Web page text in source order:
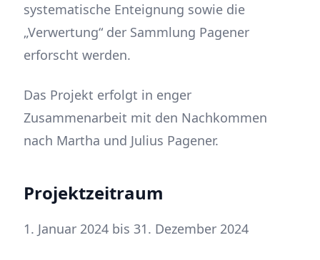
systematische Enteignung sowie die
„Verwertung“ der Sammlung Pagener
erforscht werden.
Das Projekt erfolgt in enger
Zusammenarbeit mit den Nachkommen
nach Martha und Julius Pagener.
Projektzeitraum
1. Januar 2024 bis 31. Dezember 2024